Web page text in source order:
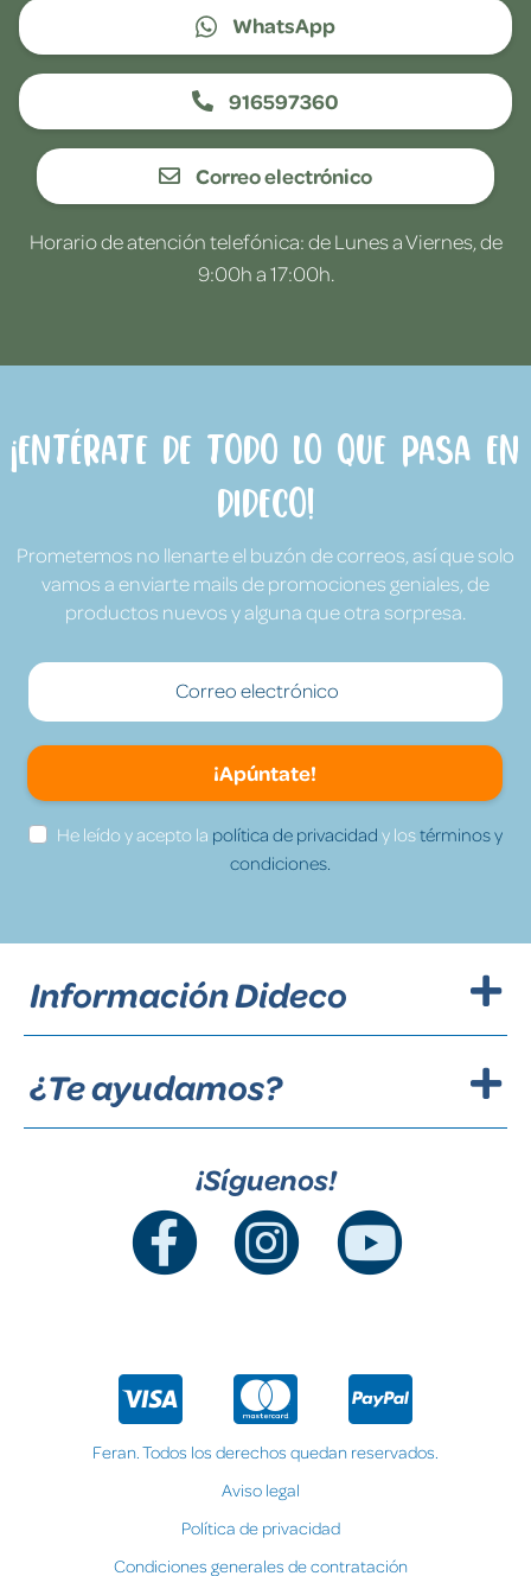
WhatsApp
916597360
Correo electrónico
Horario de atención telefónica: de Lunes a Viernes, de
9:00h a 17:00h.
¡Entérate de todo lo que pasa en
Dideco!
Prometemos no llenarte el buzón de correos, así que solo
vamos a enviarte mails de promociones geniales, de
productos nuevos y alguna que otra sorpresa.
¡Apúntate!
He leído y acepto la política de privacidad y lostérminos y
condiciones.
Información Dideco
¿Te ayudamos?
¡Síguenos!
Feran. Todos los derechos quedan reservados.
Aviso legal
Política de privacidad
Condiciones generales de contratación